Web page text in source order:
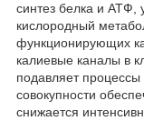
синтез белка и АТФ,
кислородный
функционирующих
калиевые каналы в
подавляет
совокупности
снижается